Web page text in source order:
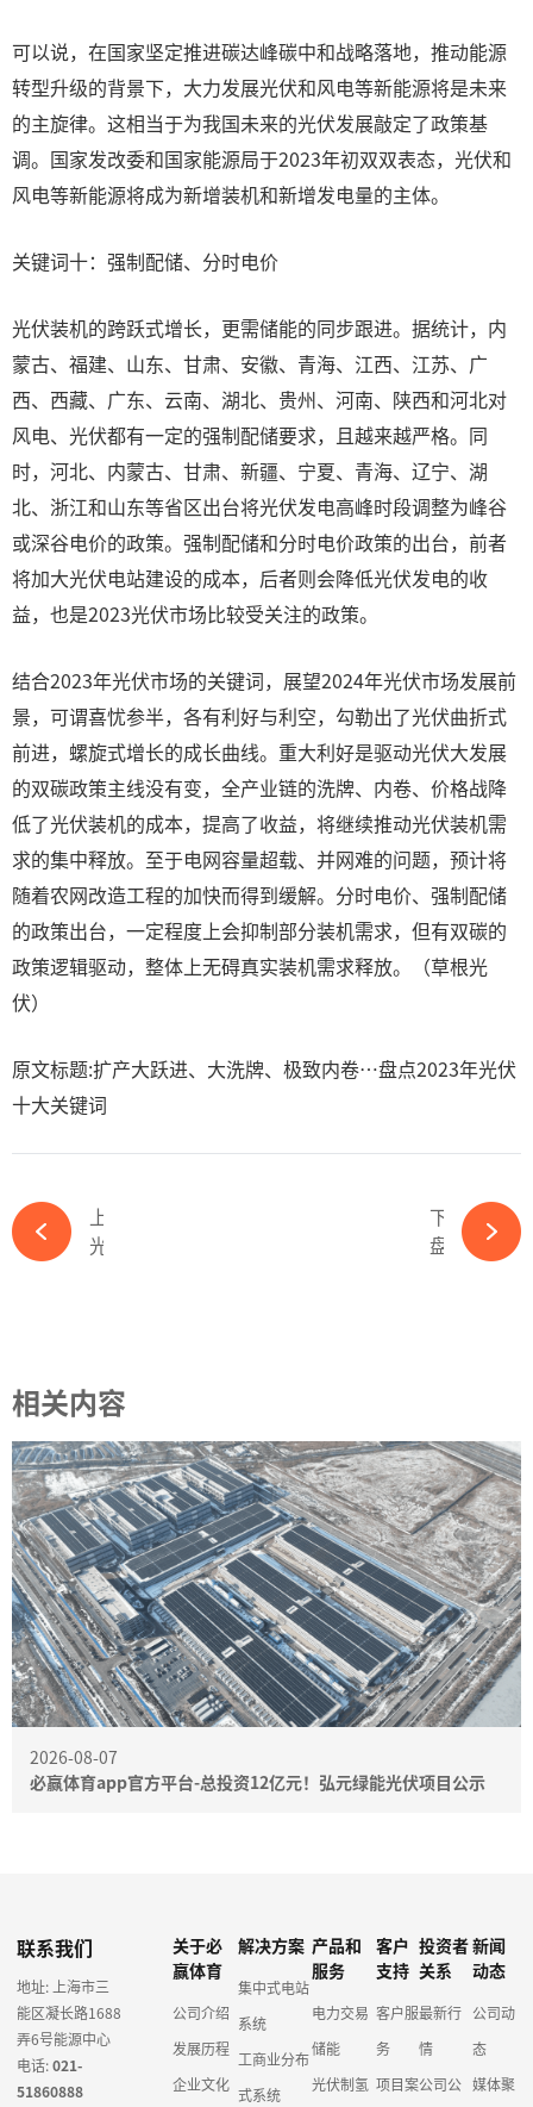
可以说，在国家坚定推进碳达峰碳中和战略落地，推动能源
转型升级的背景下，大力发展光伏和风电等新能源将是未来
的主旋律。这相当于为我国未来的光伏发展敲定了政策基
调。国家发改委和国家能源局于2023年初双双表态，光伏和
风电等新能源将成为新增装机和新增发电量的主体。
关键词十：强制配储、分时电价
光伏装机的跨跃式增长，更需储能的同步跟进。据统计，内
蒙古、福建、山东、甘肃、安徽、青海、江西、江苏、广
西、西藏、广东、云南、湖北、贵州、河南、陕西和河北对
风电、光伏都有一定的强制配储要求，且越来越严格。同
时，河北、内蒙古、甘肃、新疆、宁夏、青海、辽宁、湖
北、浙江和山东等省区出台将光伏发电高峰时段调整为峰谷
或深谷电价的政策。强制配储和分时电价政策的出台，前者
将加大光伏电站建设的成本，后者则会降低光伏发电的收
益，也是2023光伏市场比较受关注的政策。
结合2023年光伏市场的关键词，展望2024年光伏市场发展前
景，可谓喜忧参半，各有利好与利空，勾勒出了光伏曲折式
前进，螺旋式增长的成长曲线。重大利好是驱动光伏大发展
的双碳政策主线没有变，全产业链的洗牌、内卷、价格战降
低了光伏装机的成本，提高了收益，将继续推动光伏装机需
求的集中释放。至于电网容量超载、并网难的问题，预计将
随着农网改造工程的加快而得到缓解。分时电价、强制配储
的政策出台，一定程度上会抑制部分装机需求，但有双碳的
政策逻辑驱动，整体上无碍真实装机需求释放。（草根光
伏）
原文标题:扩产大跃进、大洗牌、极致内卷…盘点2023年光伏
十大关键词
下一篇
盘中暴跌超41%！美国光伏龙头SunPower股价大跌创纪录-必赢体育app官方平台
相关内容
2026-08-07
必赢体育app官方平台-总投资12亿元！弘元绿能光伏项目公示
联系我们
地址: 上海市三
能区凝长路1688
弄6号能源中心
电话:021-
51860888
关于必
赢体育
公司介绍
发展历程
企业文化
解决方案
集中式电站
系统
工商业分布
式系统
产品和
服务
电力交易
储能
光伏制氢
客户
支持
客户服
务
项目案
投资者
关系
最新行
情
公司公
新闻
动态
公司动
态
媒体聚